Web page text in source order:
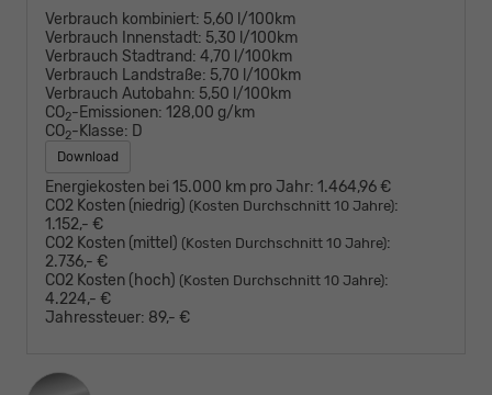
Verbrauch kombiniert: 5,60 l/100km
Verbrauch Innenstadt: 5,30 l/100km
Verbrauch Stadtrand: 4,70 l/100km
Verbrauch Landstraße: 5,70 l/100km
Verbrauch Autobahn: 5,50 l/100km
CO2-Emissionen: 128,00 g/km
CO2-Klasse: D
Download
Energiekosten bei 15.000 km pro Jahr: 1.464,96 €
CO2 Kosten (niedrig) (Kosten Durchschnitt 10 Jahre):
1.152,- €
CO2 Kosten (mittel) (Kosten Durchschnitt 10 Jahre):
2.736,- €
CO2 Kosten (hoch) (Kosten Durchschnitt 10 Jahre):
4.224,- €
Jahressteuer: 89,- €